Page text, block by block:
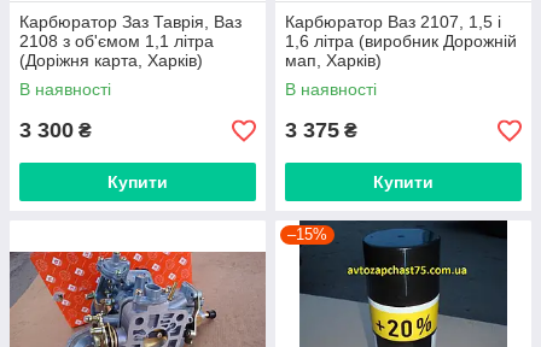
Карбюратор Заз Таврія, Ваз
2108 з об'ємом 1,1 літра
(Доріжня карта, Харків)
В наявності
3 300 ₴
Купити
Карбюратор Ваз 2107, 1,5 і
1,6 літра (виробник Дорожній
мап, Харків)
В наявності
3 375 ₴
Купити
–15%